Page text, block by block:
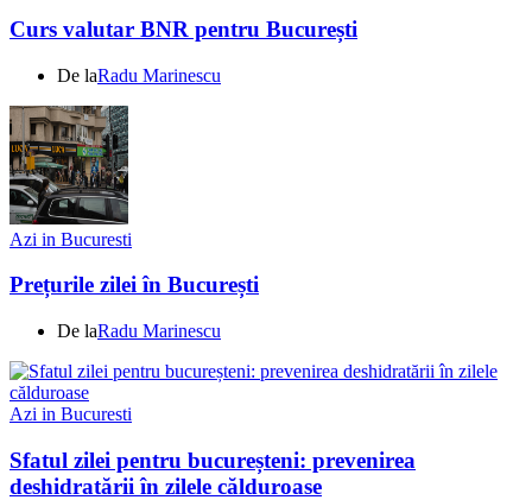
Curs valutar BNR pentru București
De laRadu Marinescu
Azi in Bucuresti
Prețurile zilei în București
De laRadu Marinescu
Azi in Bucuresti
Sfatul zilei pentru bucureșteni: prevenirea
deshidratării în zilele călduroase